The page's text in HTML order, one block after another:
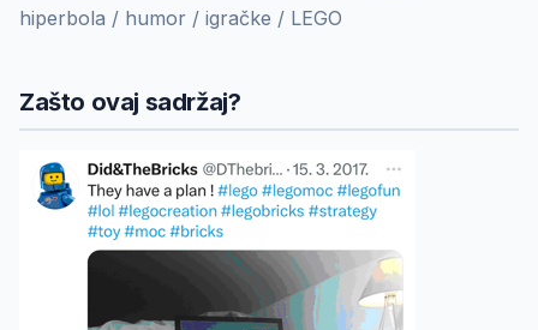
hiperbola / humor / igračke / LEGO
Zašto ovaj sadržaj?